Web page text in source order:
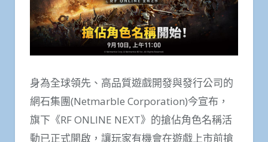
身為全球領先、高品質遊戲開發與發行公司的
網石集團(Netmarble Corporation)今宣布，
旗下《RF ONLINE NEXT》的搶佔角色名稱活
動已正式開啟，讓玩家有機會在遊戲上市前搶